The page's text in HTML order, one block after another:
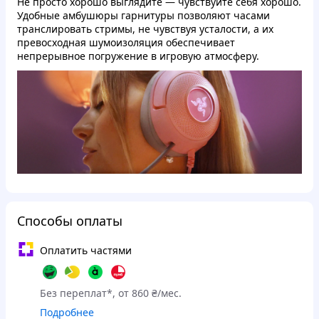
Удобные амбушюры гарнитуры позволяют часами
транслировать стримы, не чувствуя усталости, а их
превосходная шумоизоляция обеспечивает
непрерывное погружение в игровую атмосферу.
Способы оплаты
Оплатить частями
Без переплат*, от 860 ₴/мес.
Подробнее